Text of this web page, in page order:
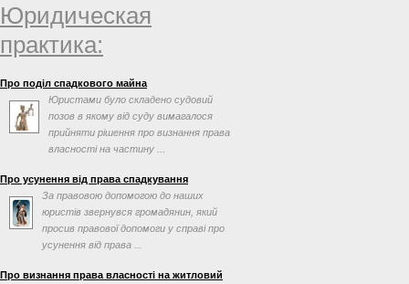
Юридическая
практика:
Про поділ спадкового майна
Юристами було складено судовий
позов в якому від суду вимагалося
прийняти рішення про визнання права
власності на частину ...
Про усунення від права спадкування
За правовою допомогою до наших
юристів звернувся громадянин, який
просив правової допомоги у справі про
усунення від права ...
Про визнання права власності на житловий